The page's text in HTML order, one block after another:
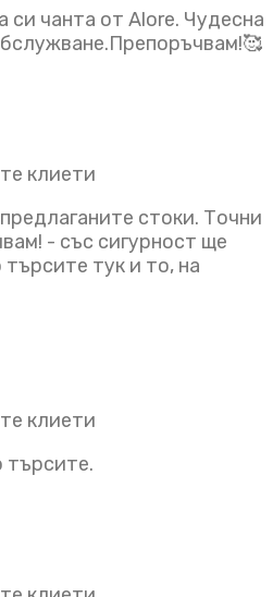
си чанта от Alore. Чудесна
стоки. Точни
- със сигурност ще
тук и то, на
търсите.